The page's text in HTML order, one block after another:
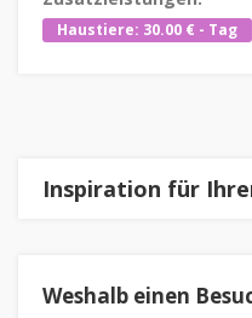
Haustiere: 30.00 € - Tag
Inspiration für
Weshalb einen